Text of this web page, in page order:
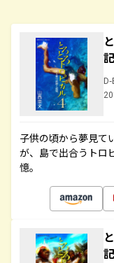
子供の頃から夢見て
が、島で出合うトロ
憶。